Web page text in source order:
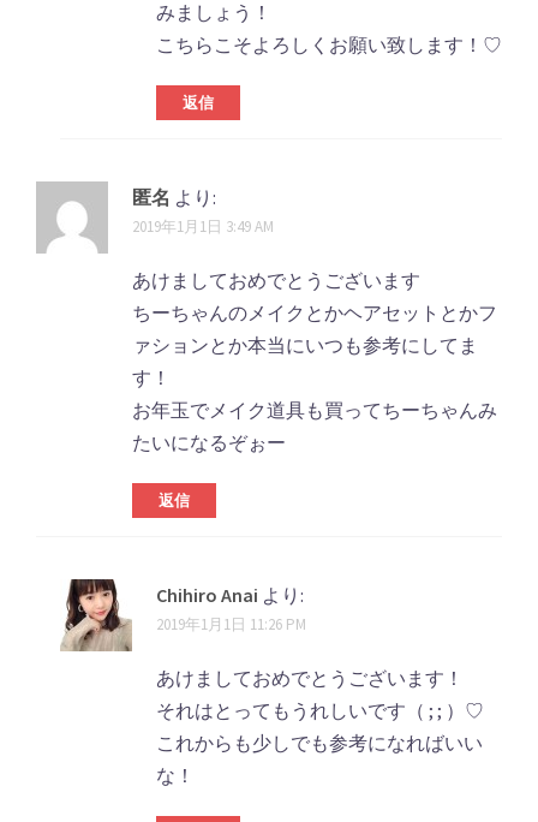
みましょう！
こちらこそよろしくお願い致します！♡
返信
匿名 より:
2019年1月1日 3:49 AM
あけましておめでとうございます
ちーちゃんのメイクとかヘアセットとかフ
ァションとか本当にいつも参考にしてま
す！
お年玉でメイク道具も買ってちーちゃんみ
たいになるぞぉー
返信
Chihiro Anai より:
2019年1月1日 11:26 PM
あけましておめでとうございます！
それはとってもうれしいです（ ; ; ）♡
これからも少しでも参考になればいい
な！